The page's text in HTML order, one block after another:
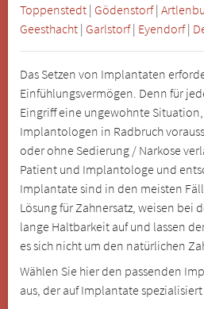
Toppenstedt | Gödenstorf|
Geesthacht | Garlstorf| Eyendorf|
Das Setzen von Implantaten
Einfühlungsvermögen. Denn für
Eingriff eine ungewohnte
Implantologen in Radbruch
oder ohne Sedierung / Narkose
Patient und Implantologe und
Implantate sind in den meisten
Lösung für Zahnersatz, weisen bei
lange Haltbarkeit auf und lassen
es sich nicht um den natürlichen
Wählen Sie hier den passenden
aus, der auf Implantate spezialisiert